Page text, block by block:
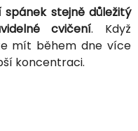
spánek stejně důležitý
cvičení. Když
mít během dne více
koncentraci.